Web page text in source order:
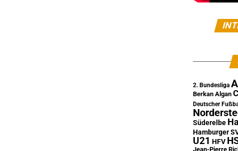
2. Bundesliga
Berkan Algan
Deutscher
Süderelbe
Hamburger
U21 HFV
Jean-Pierre